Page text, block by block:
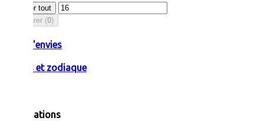
Afficher tout
Comparer (0)
Liste d'envies
Pierres et zodiaque
Informations